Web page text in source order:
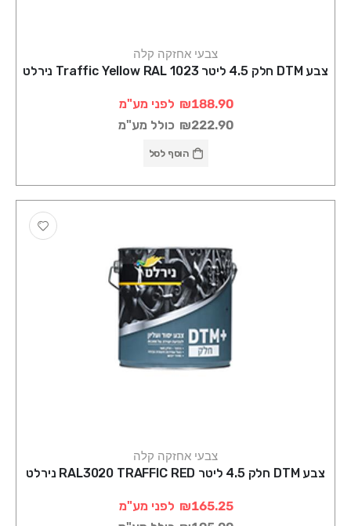
צבעי אחזקה קלה
צבע DTM חלק 4.5 ליטר Traffic Yellow RAL 1023 נירלט
₪188.90 לפני מע"מ
₪222.90 כולל מע"מ
הוסף לסל
צבעי אחזקה קלה
צבע DTM חלק 4.5 ליטר RAL3020 TRAFFIC RED נירלט
₪165.25 לפני מע"מ